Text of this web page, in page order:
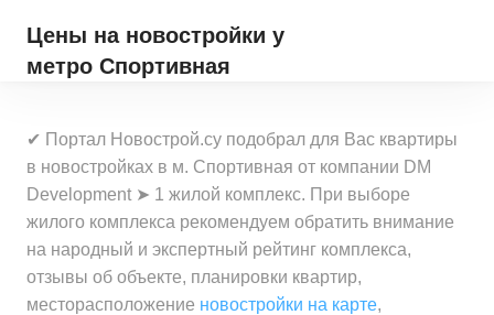
Цены на новостройки у
метро Спортивная
✔ Портал Новострой.су подобрал для Вас квартиры
в новостройках в м. Спортивная от компании DM
Development ➤ 1 жилой комплекс. При выборе
жилого комплекса рекомендуем обратить внимание
на народный и экспертный рейтинг комплекса,
отзывы об объекте, планировки квартир,
месторасположение новостройки на карте,